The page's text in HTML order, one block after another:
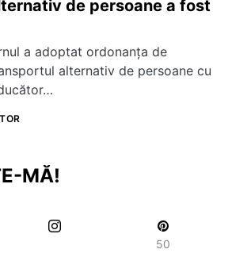
de persoane a fost
a adoptat ordonanța de
alternativ de persoane cu
MĂ!
50